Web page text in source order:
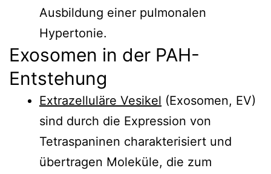
Ausbildung einer pulmonalen
Hypertonie.
Exosomen in der PAH-
Entstehung
Extrazelluläre Vesikel (Exosomen, EV)
sind durch die Expression von
Tetraspaninen charakterisiert und
übertragen Moleküle, die zum